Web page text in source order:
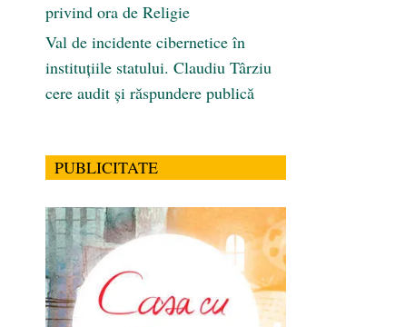
privind ora de Religie
Val de incidente cibernetice în
instituțiile statului. Claudiu Târziu
cere audit și răspundere publică
PUBLICITATE